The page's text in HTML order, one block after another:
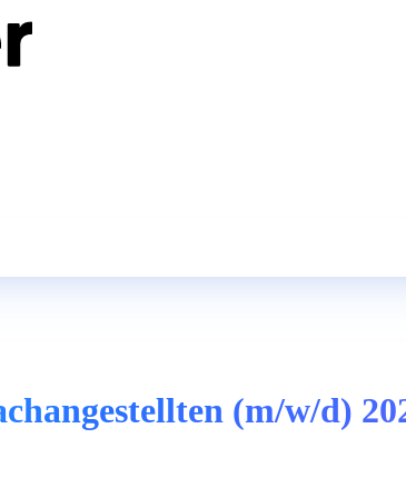
(m/w/d)